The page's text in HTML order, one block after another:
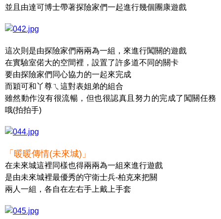
並且由達可博士帶著探險家們一起進行幾個團康遊戲
這次則是由探險家們兩兩為一組，來進行闖關的遊戲
在實驗室偌大的空間裡，設置了許多道不同的關卡
要由探險家們同心協力的一起來完成
而穎可和丫尊ㄟ這對表姐弟的組合
雖然動作沒有很流暢，但也很認真且努力的完成了闖關任務
哦(拍拍手)
「暖暖傳情(未來城)」
在未來城這裡同樣也得兩兩為一組來進行遊戲
是由未來城裡最優秀的守衛士兵-柏克來把關
兩人一組，各自在左右手上戴上手套